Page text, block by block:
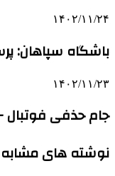
۱۴۰۲/۱۱/۲۴
باشگاه سپاهان:
۱۴۰۲/۱۱/۲۳
جام حذفی
نوشته های مشابه